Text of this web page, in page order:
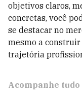
objetivos claros,
concretas, você
se destacar no
mesmo a
trajetória
Acompanhe tudo